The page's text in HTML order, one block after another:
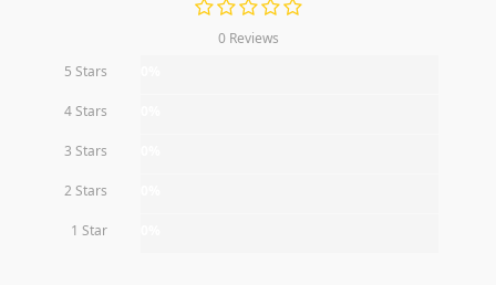
0 Reviews
5 Stars
4 Stars
3 Stars
2 Stars
1 Star